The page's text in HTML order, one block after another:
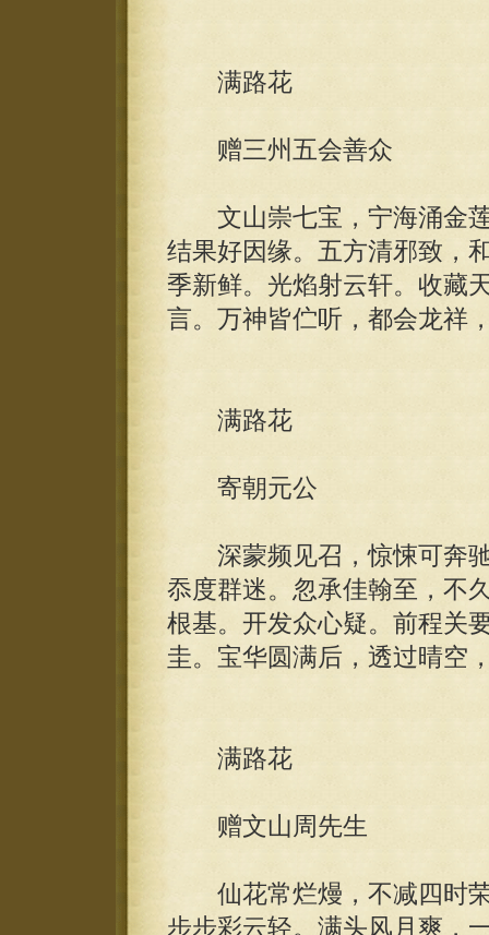
满路花
赠三州五会善众
文山崇七宝，宁海涌金莲
结果好因缘。五方清邪致，
季新鲜。光焰射云轩。收藏
言。万神皆伫听，都会龙祥
满路花
寄朝元公
深蒙频见召，惊悚可奔驰
忝度群迷。忽承佳翰至，不
根基。开发众心疑。前程关
圭。宝华圆满后，透过晴空
满路花
赠文山周先生
仙花常烂熳，不减四时荣
步步彩云轻。满头风月爽，